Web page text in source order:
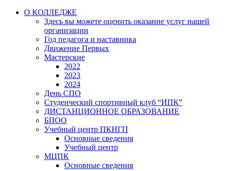
О КОЛЛЕДЖЕ
Здесь вы можете оценить оказание услуг нашей
организации
Год педагога и наставника
Движение Первых
Мастерские
2022
2023
2024
День СПО
Студенческий спортивный клуб “ИПК”
ДИСТАНЦИОННОЕ ОБРАЗОВАНИЕ
БПОО
Учебный центр ПКНГП
Основные сведения
Учебный центр
МЦПК
Основные сведения